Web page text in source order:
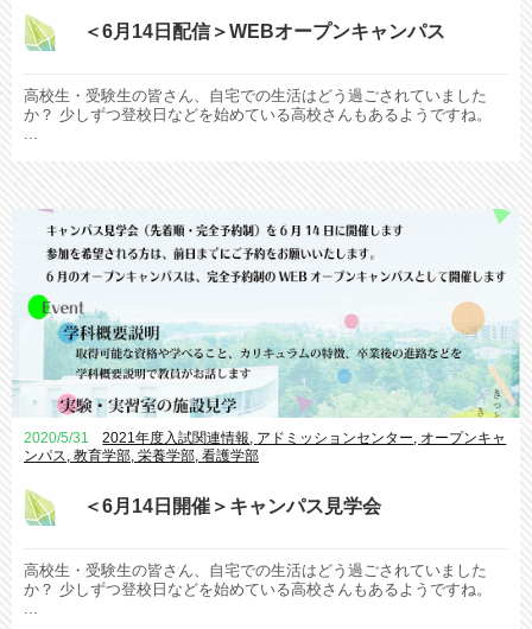
＜6月14日配信＞WEBオープンキャンパス
高校生・受験生の皆さん、自宅での生活はどう過ごされていました
か？ 少しずつ登校日などを始めている高校さんもあるようですね。
2020/5/31 2021年度入試関連情報 アドミッションセンター オープンキャ
ンパス 教育学部 栄養学部 看護学部
＜6月14日開催＞キャンパス見学会
高校生・受験生の皆さん、自宅での生活はどう過ごされていました
か？ 少しずつ登校日などを始めている高校さんもあるようですね。